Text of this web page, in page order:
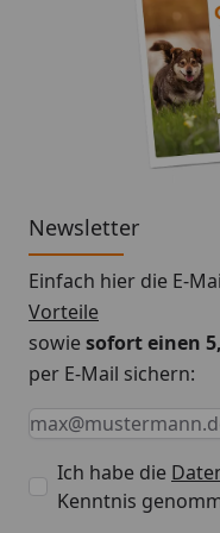
Newsletter
Einfach hier die E-
Vorteile
sowiesofort einen
per E-Mail sichern:
Keine Eingabe
Eingabe erforderlich
E-Mail *
Ich habe die
Kenntnis